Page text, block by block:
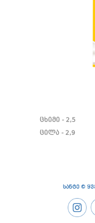
ცხიმი - 2,5
ცილა - 2,9
სანტე ©